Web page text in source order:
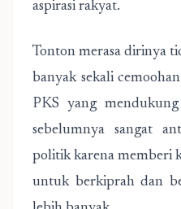
aspirasi rakyat.
Tonton merasa dirinya
banyak sekali
PKS yang
sebelumnya sangat
politik karena memberi
untuk berkiprah dan